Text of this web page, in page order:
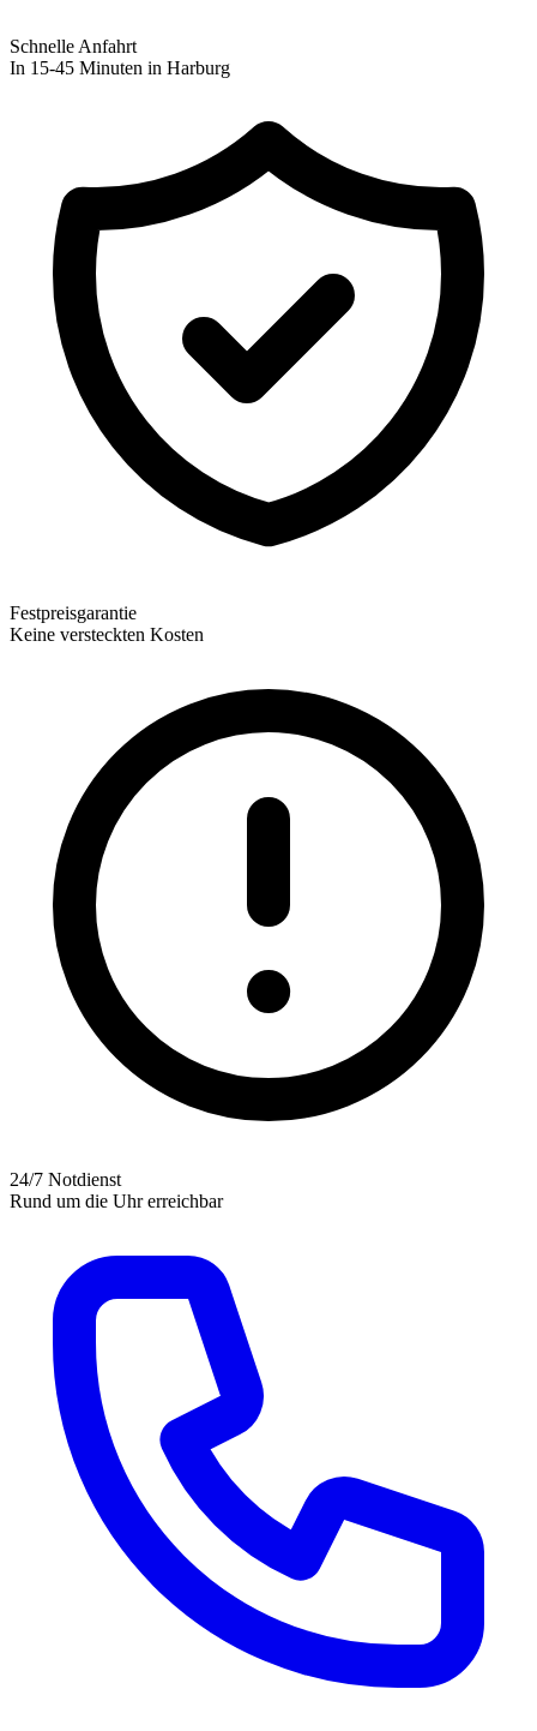
Schnelle Anfahrt
In 15-45 Minuten in Harburg
Festpreisgarantie
Keine versteckten Kosten
24/7 Notdienst
Rund um die Uhr erreichbar